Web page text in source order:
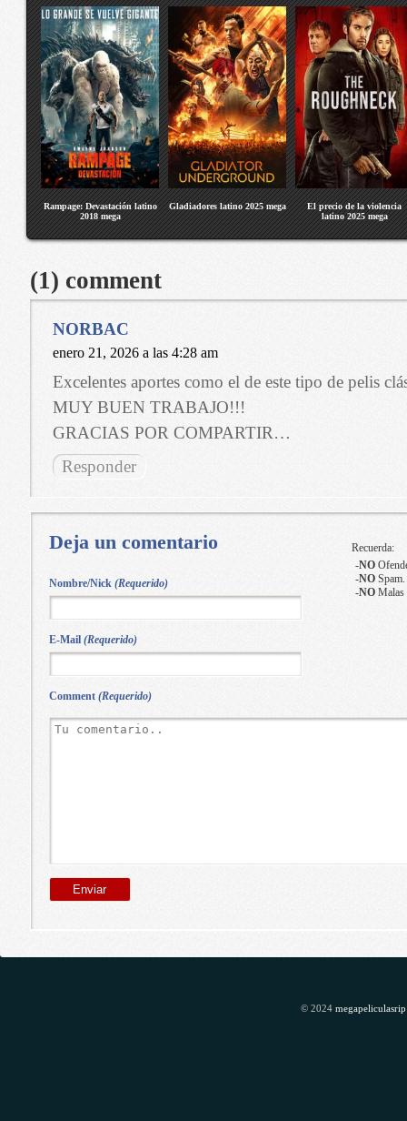
Rampage: Devastación latino
2018 mega
Gladiadores latino 2025 mega
El precio de la violencia
latino 2025 mega
(1) comment
NORBAC
enero 21, 2026 a las 4:28 am
Excelentes aportes como el de este tipo de pelis
MUY BUEN TRABAJO!!!
GRACIAS POR COMPARTIR…
Responder
Deja un comentario
Comment (Requerido)
Recuerda:
-NO
-NOSpam.
-NOMalas
Nombre/Nick (Requerido)
E-Mail (Requerido)
© 2024 megapeliculasrip